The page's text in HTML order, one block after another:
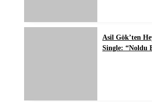
Asil Gök’ten
Single: “Noldu